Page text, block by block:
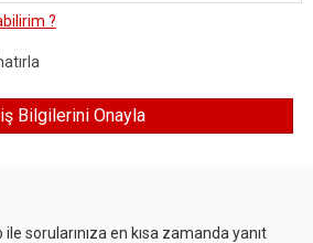
?
sorularınıza en kısa zamanda yanıt